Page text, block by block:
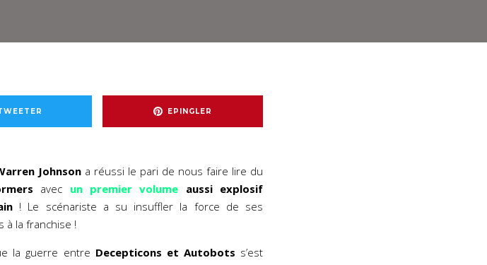
EPINGLER
Johnson a réussi le pari de nous faire lire du
avec un premier volume aussi explosif
! Le scénariste a su insuffler la force de ses
à la franchise !
la guerre entre Decepticons et Autobots s’est